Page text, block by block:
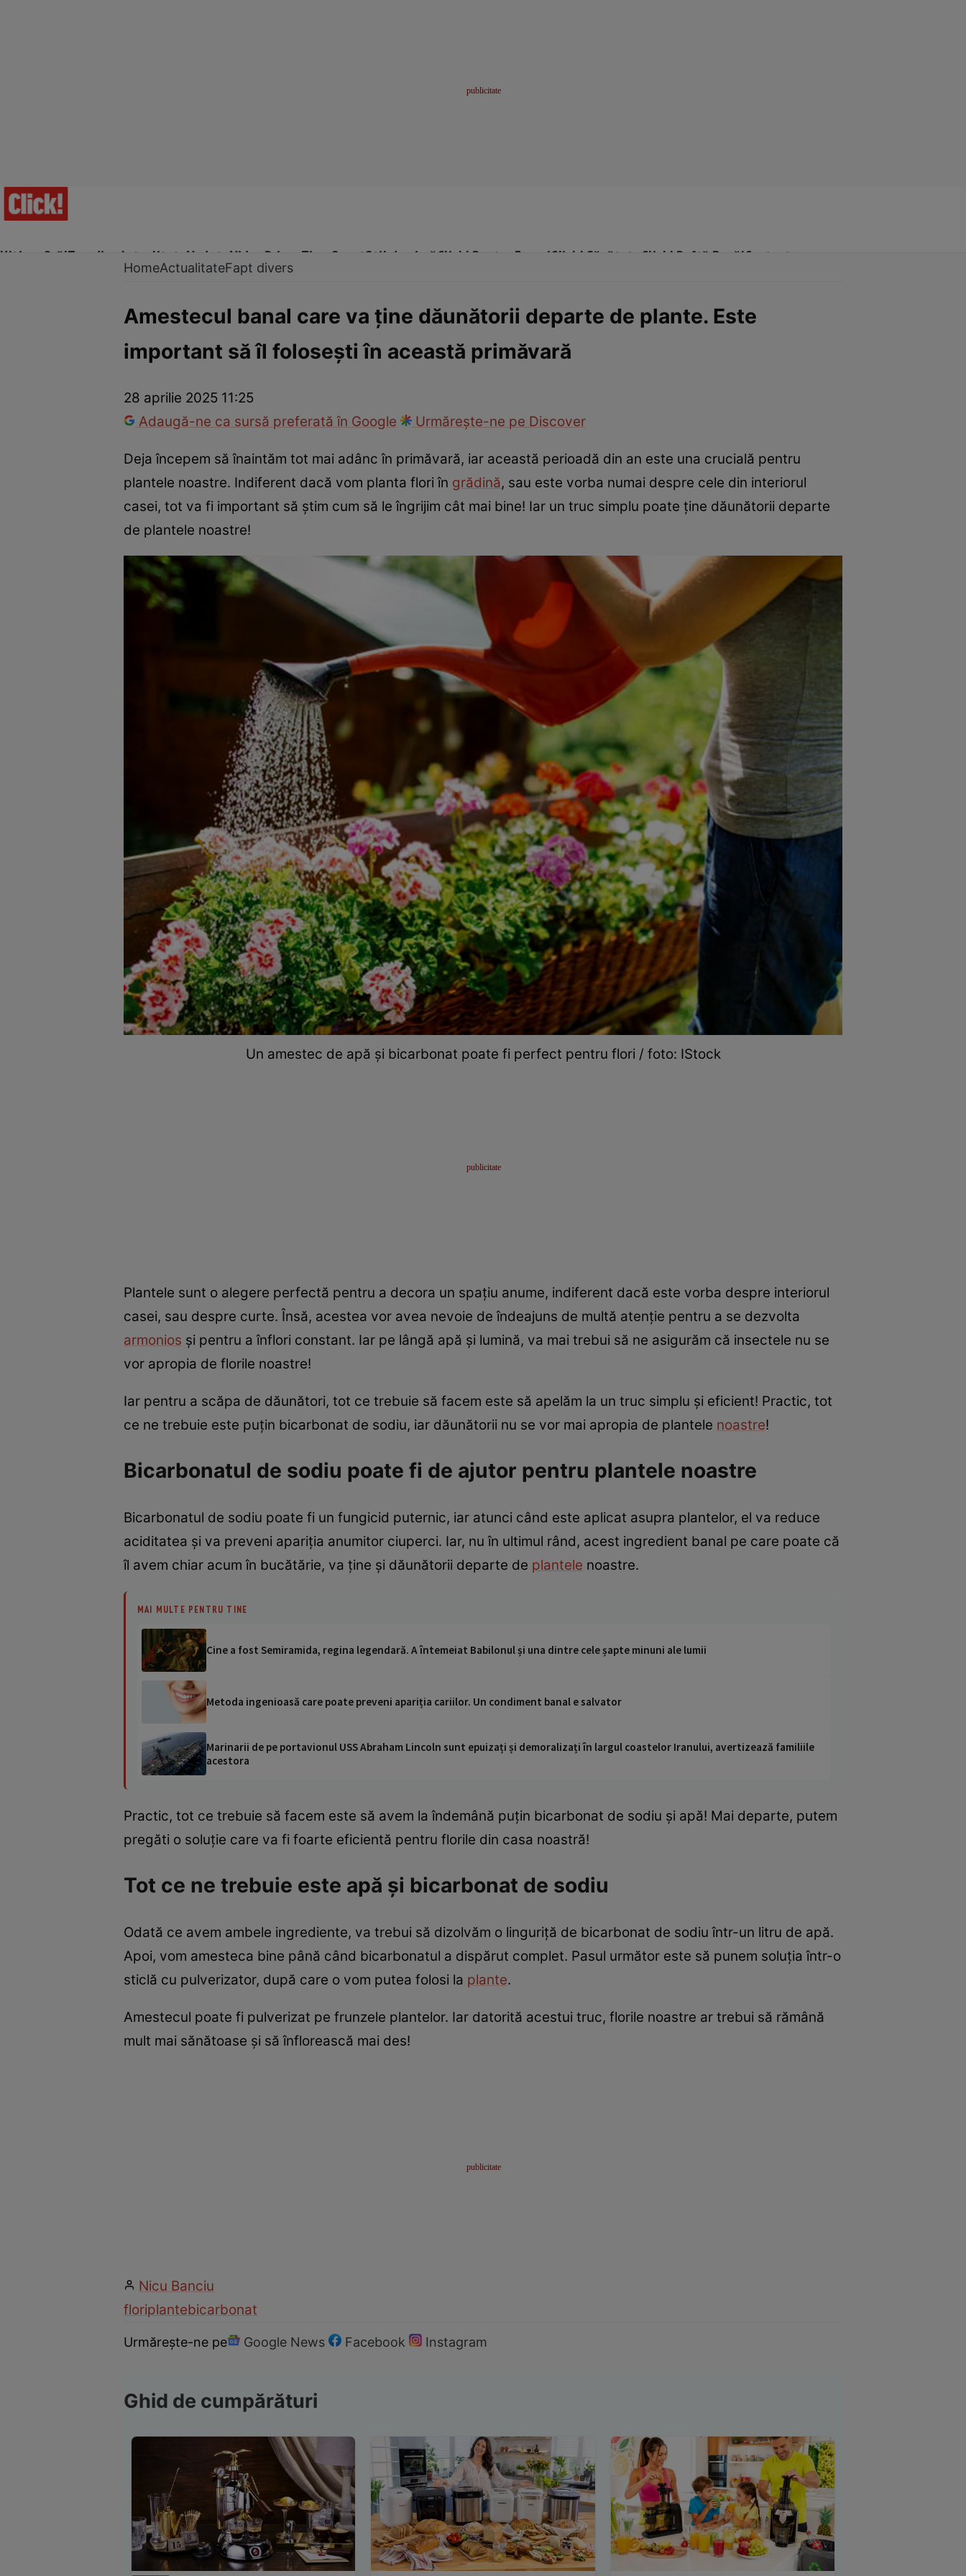
Ultima Oră!Trending Actualitate Vedete Video Prime Time SportStil de viațăClick! Pentru FemeiClick! Sănătate Click! Poftă Bună!Contact
InternaționalFapt diversTehnologieNaționalSport
HomeActualitateFapt divers
Amestecul banal care va ține dăunătorii departe de plante. Este
important să îl folosești în această primăvară
28 aprilie 2025 11:25
Adaugă-ne ca sursă preferată în Google
Urmărește-ne pe Discover
Deja începem să înaintăm tot mai adânc în primăvară, iar această perioadă din an este una crucială pentru
plantele noastre. Indiferent dacă vom planta flori în grădină, sau este vorba numai despre cele din interiorul
casei, tot va fi important să știm cum să le îngrijim cât mai bine! Iar un truc simplu poate ține dăunătorii departe
de plantele noastre!
Un amestec de apă și bicarbonat poate fi perfect pentru flori / foto: IStock
Plantele sunt o alegere perfectă pentru a decora un spațiu anume, indiferent dacă este vorba despre interiorul
casei, sau despre curte. Însă, acestea vor avea nevoie de îndeajuns de multă atenție pentru a se dezvolta
armonios și pentru a înflori constant. Iar pe lângă apă și lumină, va mai trebui să ne asigurăm că insectele nu se
vor apropia de florile noastre!
Iar pentru a scăpa de dăunători, tot ce trebuie să facem este să apelăm la un truc simplu și eficient! Practic, tot
ce ne trebuie este puțin bicarbonat de sodiu, iar dăunătorii nu se vor mai apropia de plantele noastre!
Bicarbonatul de sodiu poate fi de ajutor pentru plantele noastre
Bicarbonatul de sodiu poate fi un fungicid puternic, iar atunci când este aplicat asupra plantelor, el va reduce
aciditatea și va preveni apariția anumitor ciuperci. Iar, nu în ultimul rând, acest ingredient banal pe care poate că
îl avem chiar acum în bucătărie, va ține și dăunătorii departe de plantele noastre.
MAI MULTE PENTRU TINE
Cine a fost Semiramida, regina legendară. A întemeiat Babilonul și una dintre cele șapte minuni ale lumii
Metoda ingenioasă care poate preveni apariția cariilor. Un condiment banal e salvator
Marinarii de pe portavionul USS Abraham Lincoln sunt epuizați și demoralizați în largul coastelor Iranului, avertizează familiile
acestora
Practic, tot ce trebuie să facem este să avem la îndemână puțin bicarbonat de sodiu și apă! Mai departe, putem
pregăti o soluție care va fi foarte eficientă pentru florile din casa noastră!
Tot ce ne trebuie este apă și bicarbonat de sodiu
Odată ce avem ambele ingrediente, va trebui să dizolvăm o linguriță de bicarbonat de sodiu într-un litru de apă.
Apoi, vom amesteca bine până când bicarbonatul a dispărut complet. Pasul următor este să punem soluția într-o
sticlă cu pulverizator, după care o vom putea folosi la plante.
Amestecul poate fi pulverizat pe frunzele plantelor. Iar datorită acestui truc, florile noastre ar trebui să rămână
mult mai sănătoase și să înflorească mai des!
Nicu Banciu
floriplantebicarbonat
Urmărește-ne pe Google News Facebook Instagram
Ghid de cumpărături